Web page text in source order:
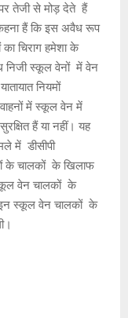
तेजी से मोड़ देते हैं
हैं कि इस अवैध रूप
चिराग हमेशा के
निजी स्कूल वेनों में वेन
नियमों
में स्कूल वेन में
हैं या नहीं। यह
में डीसीपी
के चालकों के खिलाफ
वेन चालकों के
इन स्कूल वेन चालकों के